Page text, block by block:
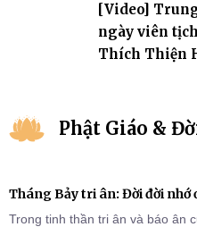
[Video]
ngày viên
Thích Thiện
Phật Giáo &
Tháng Bảy tri ân: Đời đời nhớ
Trong tinh thần tri ân và báo ân